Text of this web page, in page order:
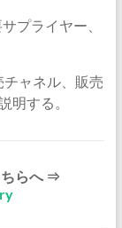
プライヤー、
ャネル、販売
明する。
らへ ⇒